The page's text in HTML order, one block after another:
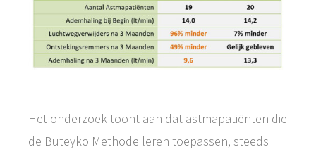
Het onderzoek toont aan dat astmapatiënten die
de Buteyko Methode leren toepassen, steeds